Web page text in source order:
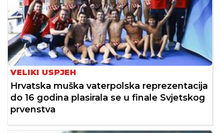
VELIKI USPJEH
Hrvatska muška vaterpolska reprezentacija
do 16 godina plasirala se u finale Svjetskog
prvenstva